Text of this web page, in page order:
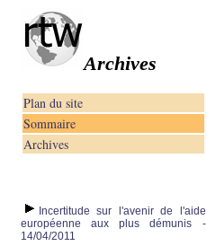
Archives
Plan du site
Sommaire
Archives
Incertitude sur l'avenir de l'aide
européenne aux plus démunis -
14/04/2011